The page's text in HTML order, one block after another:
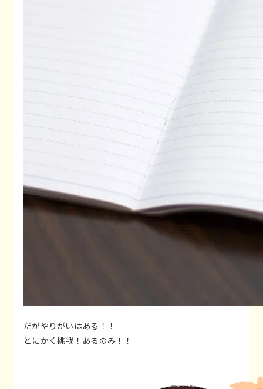
だがやりがいはある！！
とにかく挑戦！あるのみ！！